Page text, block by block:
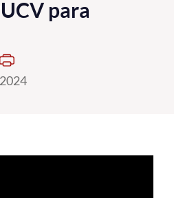
e Innovaciónpara